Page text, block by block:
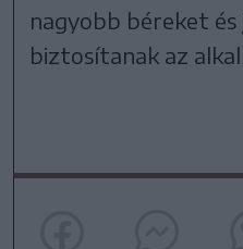
nagyobb béreket
biztosítanak az